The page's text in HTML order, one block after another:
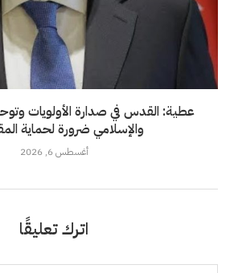
عطية: القدس في صدارة الأولويات
والإسلامي ضرورة لحماية
أغسطس 6, 2026
اترك تعليقًا